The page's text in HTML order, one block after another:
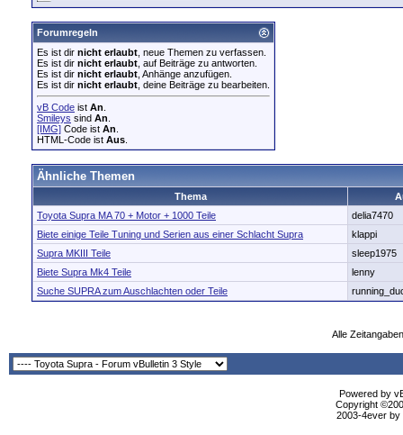
Forumregeln
Es ist dir nicht erlaubt , neue Themen zu verfassen.
Es ist dir nicht erlaubt , auf Beiträge zu antworten.
Es ist dir nicht erlaubt , Anhänge anzufügen.
Es ist dir nicht erlaubt , deine Beiträge zu bearbeiten.
vB Code ist An
Smileys sind An
[IMG] Code ist An
HTML-Code ist Aus
Ähnliche Themen
Thema
Toyota Supra MA 70 + Motor + 1000 Teile
delia7470
Biete einige Teile Tuning und Serien aus einer Schlacht Supra
klappi
Supra MKIII Teile
sleep1975
Biete Supra Mk4 Teile
lenny
Suche SUPRA zum Auschlachten oder Teile
Alle
Powered by
Copyright
2003-4ever by